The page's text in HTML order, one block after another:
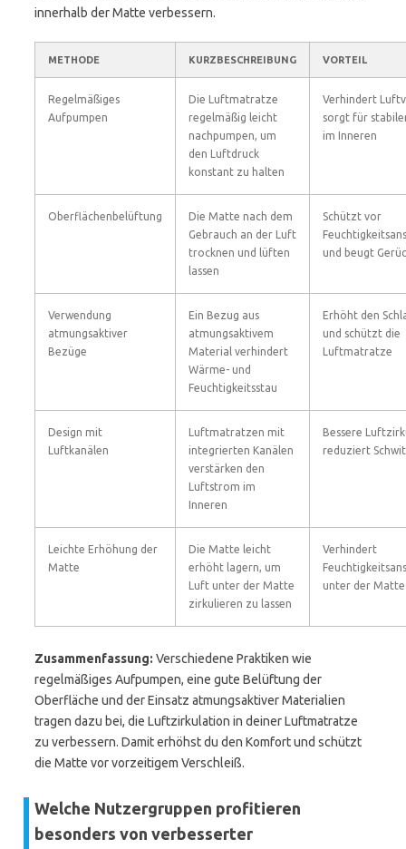
innerhalb der Matte verbessern.
METHODE KURZBESCHREIBUNG VORTEIL
Regelmäßiges
Aufpumpen
Die Luftmatratze
regelmäßig leicht
nachpumpen, um
den Luftdruck
konstant zu halten
Verhindert
sorgt für
im Inneren
Oberflächenbelüftung
Die Matte nach dem
Gebrauch an der Luft
trocknen und lüften
lassen
Schützt vor
und beugt
Verwendung
atmungsaktiver
Bezüge
Ein Bezug aus
atmungsaktivem
Material verhindert
Wärme- und
Feuchtigkeitsstau
Erhöht den
und schützt die
Luftmatratze
Design mit
Luftkanälen
Luftmatratzen mit
integrierten Kanälen
verstärken den
Luftstrom im
Inneren
Bessere
reduziert
Leichte Erhöhung der
Matte
Die Matte leicht
erhöht lagern, um
Luft unter der Matte
zirkulieren zu lassen
Verhindert
unter der Matte
Zusammenfassung: Verschiedene Praktiken wie
regelmäßiges Aufpumpen, eine gute Belüftung der
Oberfläche und der Einsatz atmungsaktiver Materialien
tragen dazu bei, die Luftzirkulation in deiner Luftmatratze
zu verbessern. Damit erhöhst du den Komfort und schützt
die Matte vor vorzeitigem Verschleiß.
Welche Nutzergruppen profitieren
besonders von verbesserter